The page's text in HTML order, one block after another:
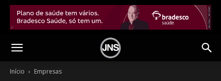
Início Empresas